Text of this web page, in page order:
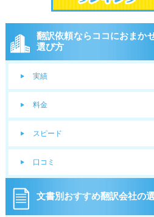
翻訳依頼ならココにおまか
選び方
実績
料金
スピード
口コミ
文書別おすすめ翻訳会社の